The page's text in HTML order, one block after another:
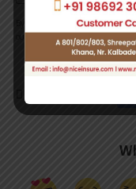
By signing up, you agree to our
ourPrivacy Policy. You may